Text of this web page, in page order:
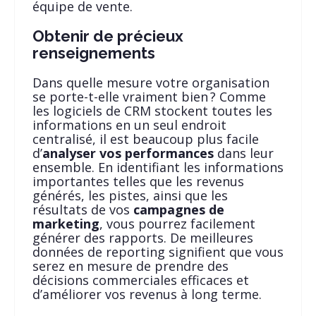
équipe de vente.
Obtenir de précieux
renseignements
Dans quelle mesure votre organisation
se porte-t-elle vraiment bien ? Comme
les logiciels de CRM stockent toutes les
informations en un seul endroit
centralisé, il est beaucoup plus facile
d’analyser vos performancesdans leur
ensemble. En identifiant les informations
importantes telles que les revenus
générés, les pistes, ainsi que les
résultats de vos campagnes de
marketing, vous pourrez facilement
générer des rapports. De meilleures
données de reporting signifient que vous
serez en mesure de prendre des
décisions commerciales efficaces et
d’améliorer vos revenus à long terme.